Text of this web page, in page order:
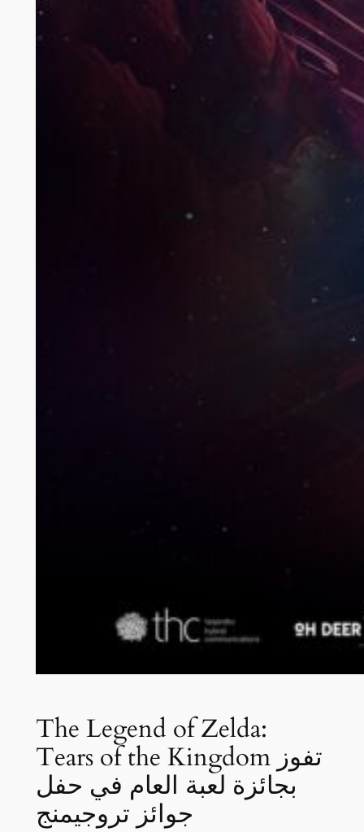
The Legend of Zelda:
Tears of the Kingdom تفوز
بجائزة لعبة العام في حفل
جوائز تروجيمنج